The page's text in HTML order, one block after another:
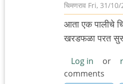
चिमणराव Fri, 31/
आता एक पालीचे
खरडफळा परत
Log in or
comments